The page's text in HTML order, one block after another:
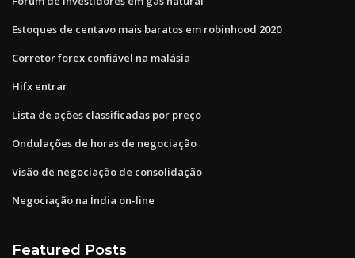
Estoques de centavo mais baratos em robinhood 2020
Corretor forex confiável na malásia
Hifx entrar
Lista de ações classificadas por preço
Ondulações de horas de negociação
Visão de negociação de consolidação
Negociação na Índia on-line
Featured Posts